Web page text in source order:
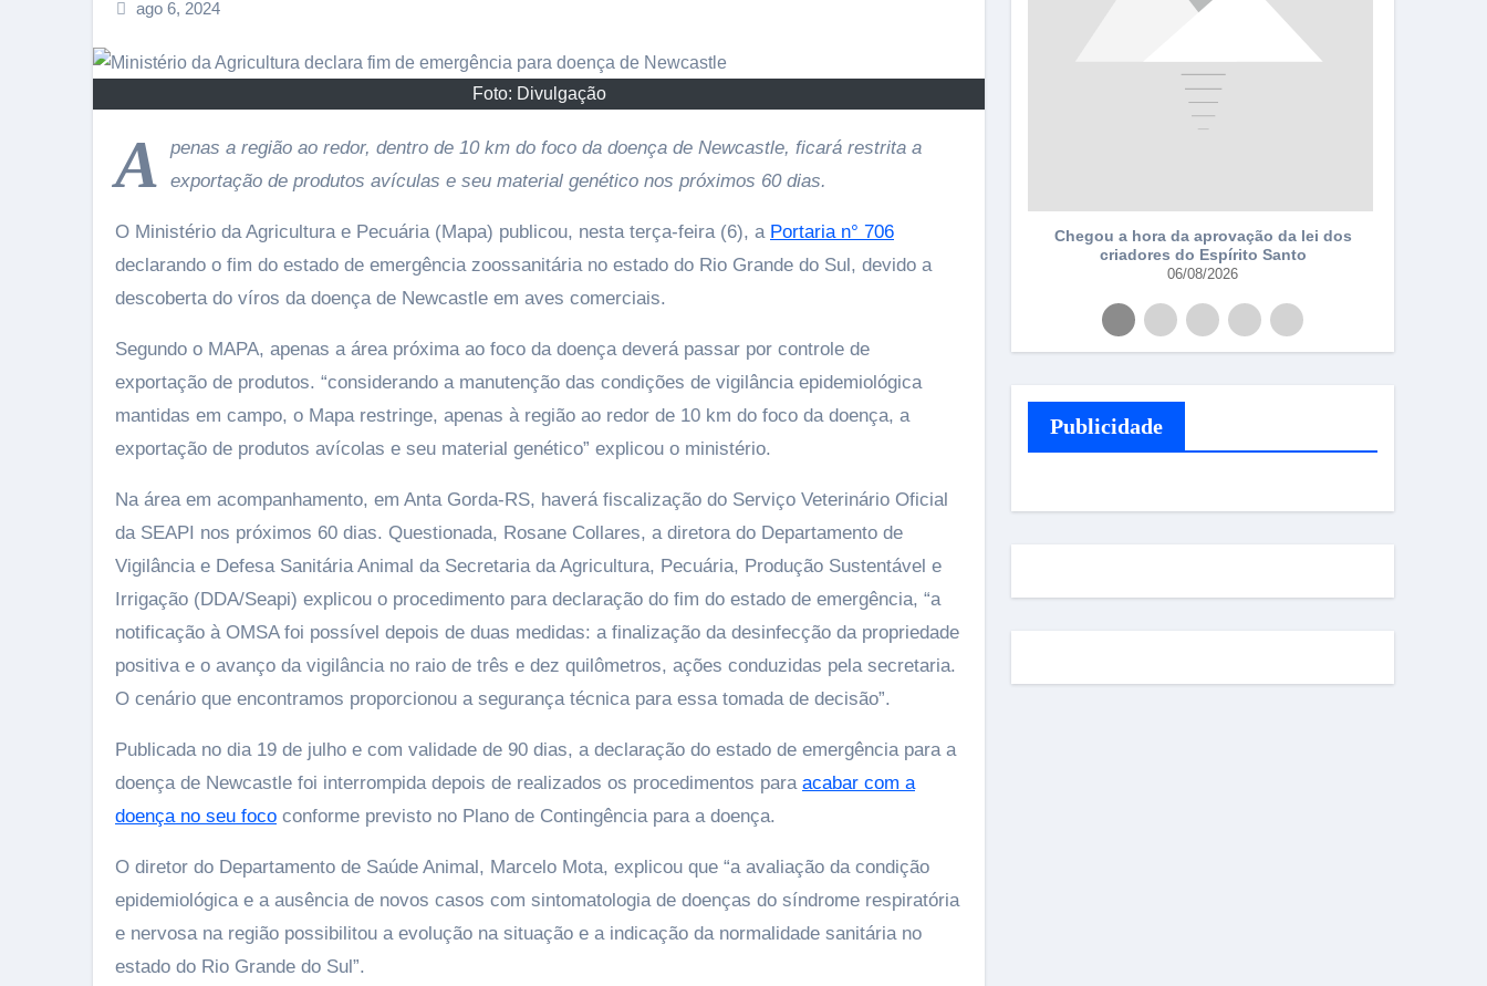
ago 6, 2024
Foto: Divulgação
A
penas a região ao redor, dentro de 10 km do foco da doença de Newcastle, ficará restrita a
exportação de produtos avículas e seu material genético nos próximos 60 dias.
O Ministério da Agricultura e Pecuária (Mapa) publicou, nesta terça-feira (6), a Portaria n° 706
declarando o fim do estado de emergência zoossanitária no estado do Rio Grande do Sul, devido a
descoberta do víros da doença de Newcastle em aves comerciais.
Segundo o MAPA, apenas a área próxima ao foco da doença deverá passar por controle de
exportação de produtos. “considerando a manutenção das condições de vigilância epidemiológica
mantidas em campo, o Mapa restringe, apenas à região ao redor de 10 km do foco da doença, a
exportação de produtos avícolas e seu material genético” explicou o ministério.
Na área em acompanhamento, em Anta Gorda-RS, haverá fiscalização do Serviço Veterinário Oficial
da SEAPI nos próximos 60 dias. Questionada, Rosane Collares, a diretora do Departamento de
Vigilância e Defesa Sanitária Animal da Secretaria da Agricultura, Pecuária, Produção Sustentável e
Irrigação (DDA/Seapi) explicou o procedimento para declaração do fim do estado de emergência, “a
notificação à OMSA foi possível depois de duas medidas: a finalização da desinfecção da propriedade
positiva e o avanço da vigilância no raio de três e dez quilômetros, ações conduzidas pela secretaria.
O cenário que encontramos proporcionou a segurança técnica para essa tomada de decisão”.
Publicada no dia 19 de julho e com validade de 90 dias, a declaração do estado de emergência para a
doença de Newcastle foi interrompida depois de realizados os procedimentos para acabar com a
doença no seu foco conforme previsto no Plano de Contingência para a doença.
O diretor do Departamento de Saúde Animal, Marcelo Mota, explicou que “a avaliação da condição
epidemiológica e a ausência de novos casos com sintomatologia de doenças do síndrome respiratória
e nervosa na região possibilitou a evolução na situação e a indicação da normalidade sanitária no
estado do Rio Grande do Sul”.
Chegou a hora da aprovação da lei dos
criadores do Espírito Santo
06/08/2026
Publicidade